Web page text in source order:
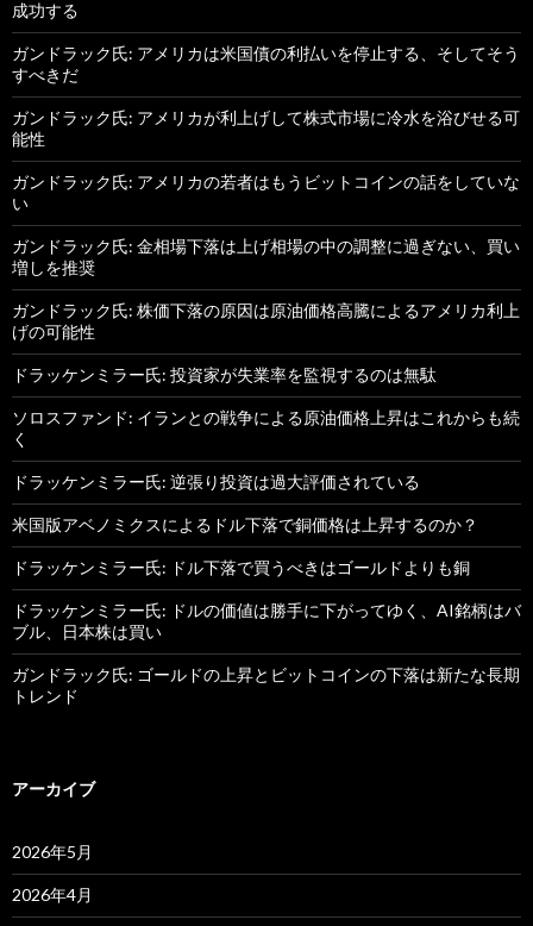
成功する
ガンドラック氏: アメリカは米国債の利払いを停止する、そしてそう
すべきだ
ガンドラック氏: アメリカが利上げして株式市場に冷水を浴びせる可
能性
ガンドラック氏: アメリカの若者はもうビットコインの話をしていな
い
ガンドラック氏: 金相場下落は上げ相場の中の調整に過ぎない、買い
増しを推奨
ガンドラック氏: 株価下落の原因は原油価格高騰によるアメリカ利上
げの可能性
ドラッケンミラー氏: 投資家が失業率を監視するのは無駄
ソロスファンド: イランとの戦争による原油価格上昇はこれからも続
く
ドラッケンミラー氏: 逆張り投資は過大評価されている
米国版アベノミクスによるドル下落で銅価格は上昇するのか？
ドラッケンミラー氏: ドル下落で買うべきはゴールドよりも銅
ドラッケンミラー氏: ドルの価値は勝手に下がってゆく、AI銘柄はバ
ブル、日本株は買い
ガンドラック氏: ゴールドの上昇とビットコインの下落は新たな長期
トレンド
アーカイブ
2026年5月
2026年4月